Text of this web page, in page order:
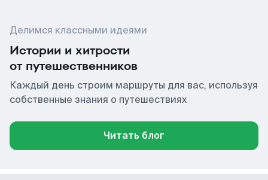
Делимся классными идеями
Истории и хитрости
от путешественников
Каждый день строим маршруты для вас, используя
собственные знания о путешествиях
Читать блог